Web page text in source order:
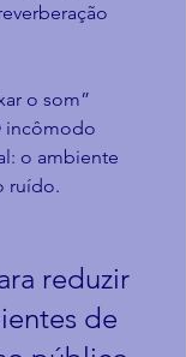
o som”
incômodo
o ambiente
ruído.
reduzir
de